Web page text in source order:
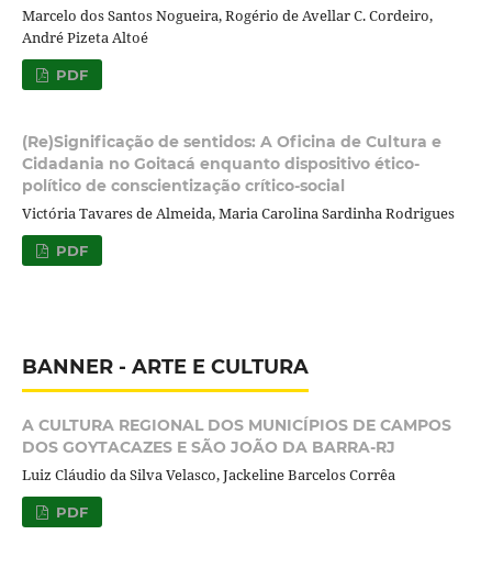
Marcelo dos Santos Nogueira, Rogério de Avellar C. Cordeiro,
André Pizeta Altoé
PDF
(Re)Significação de sentidos: A Oficina de Cultura e
Cidadania no Goitacá enquanto dispositivo ético-
político de conscientização crítico-social
Victória Tavares de Almeida, Maria Carolina Sardinha Rodrigues
PDF
BANNER - ARTE E CULTURA
A CULTURA REGIONAL DOS MUNICÍPIOS DE CAMPOS
DOS GOYTACAZES E SÃO JOÃO DA BARRA-RJ
Luiz Cláudio da Silva Velasco, Jackeline Barcelos Corrêa
PDF